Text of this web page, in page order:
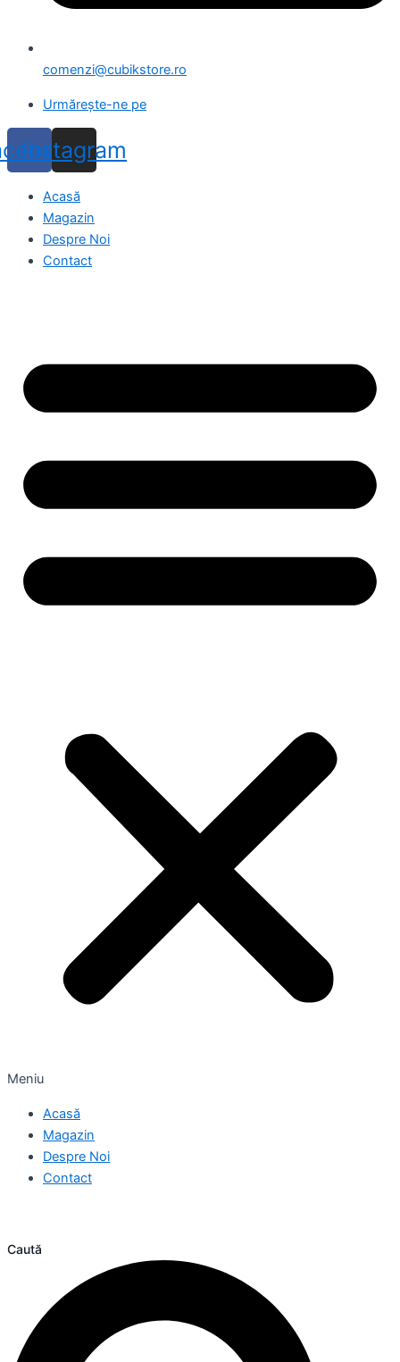
comenzi@cubikstore.ro
Urmărește-ne pe
Instagram
Acasă
Magazin
Despre Noi
Contact
Meniu
Acasă
Magazin
Despre Noi
Contact
Caută